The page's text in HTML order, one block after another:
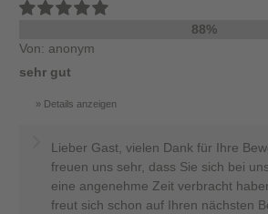
88%
Von: anonym
sehr gut
Details anzeigen
Lieber Gast, vielen Dank für Ihre
freuen uns sehr, dass Sie sich bei
eine angenehme Zeit verbracht
freut sich schon auf Ihren nächsten